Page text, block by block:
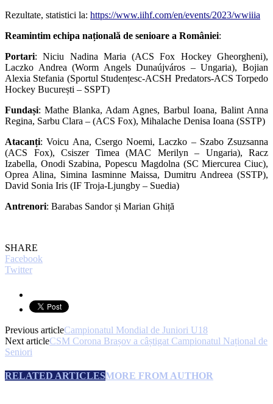
Rezultate, statistici la: https://www.iihf.com/en/events/2023/wwiiia
Reamintim echipa națională de senioare a României:
Portari: Niciu Nadina Maria (ACS Fox Hockey Gheorgheni),
Laczko Andrea (Worm Angels Dunaújváros – Ungaria), Bojian
Alexia Stefania (Sportul Studențesc-ACSH Predators-ACS Torpedo
Hockey București – SSPT)
Fundași: Mathe Blanka, Adam Agnes, Barbul Ioana, Balint Anna
Regina, Sarbu Clara – (ACS Fox), Mihalache Denisa Ioana (SSTP)
Atacanți: Voicu Ana, Csergo Noemi, Laczko – Szabo Zsuzsanna
(ACS Fox), Csiszer Timea (MAC Merilyn – Ungaria), Racz
Izabella, Onodi Szabina, Popescu Magdolna (SC Miercurea Ciuc),
Oprea Alina, Simina Iasminne Maissa, Dumitru Andreea (SSTP),
David Sonia Iris (IF Troja-Ljungby – Suedia)
Antrenori: Barabas Sandor și Marian Ghiță
SHARE
Facebook
Twitter
Previous articleCampionatul Mondial de Juniori U18
Next articleCSM Corona Brașov a câștigat Campionatul Național de
Seniori
RELATED ARTICLESMORE FROM AUTHOR